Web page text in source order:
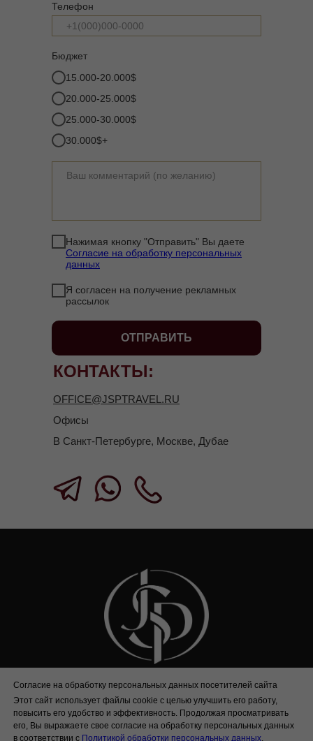
OFFICE@JSPTRAVEL.RU
Офисы
В Санкт-Петербурге, Москве, Дубае
КОНТАКТЫ:
Телефон
Бюджет
15.000-20.000$
20.000-25.000$
25.000-30.000$
30.000$+
Нажимая кнопку "Отправить" Вы даете
Согласие на обработку персональных
данных
Я согласен на получение рекламных
рассылок
ОТПРАВИТЬ
Согласие на обработку персональных данных посетителей сайта
Этот сайт использует файлы cookie с целью улучшить его работу,
повысить его удобство и эффективность. Продолжая просматривать
его, Вы выражаете свое согласие на обработку персональных данных
в соответствии с Политикой обработки персональных данных
office@jsptravel.ru
ООО "ГРАНД КОНСЬЕРЖ СЕРВИС"
ИНН 7813674697